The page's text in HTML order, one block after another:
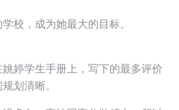
校，成为她最大的目标。
婷学生手册上，写下的最多评价
划清晰。